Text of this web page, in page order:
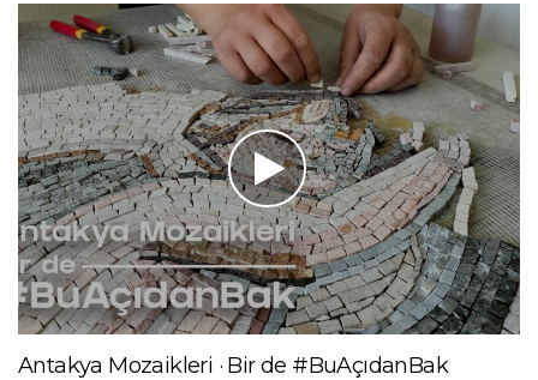
Antakya Mozaikleri · Bir de #BuAçıdanBak